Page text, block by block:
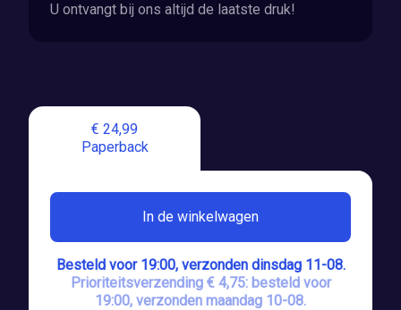
€ 24,99
Paperback
In de winkelwagen
Besteld voor 19:00, verzonden dinsdag 11-08.
Prioriteitsverzending € 4,75: besteld voor
19:00, verzonden maandag 10-08.
U ontvangt bij ons altijd de laatste druk!